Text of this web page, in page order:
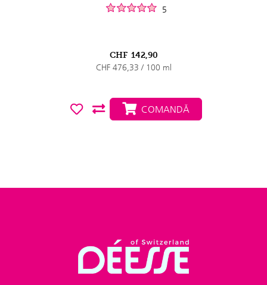
5
CHF 142,90
CHF 476,33 / 100 ml
COMANDĂ